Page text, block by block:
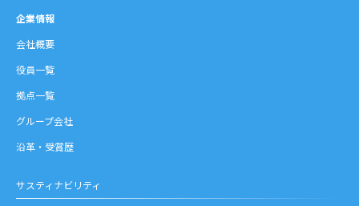
企業情報
会社概要
役員一覧
拠点一覧
グループ会社
沿革・受賞歴
サスティナビリティ